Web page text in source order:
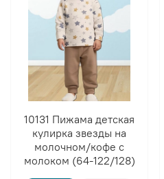
10131 Пижама детская
кулирка звезды на
молочном/кофе с
молоком (64-122/128)